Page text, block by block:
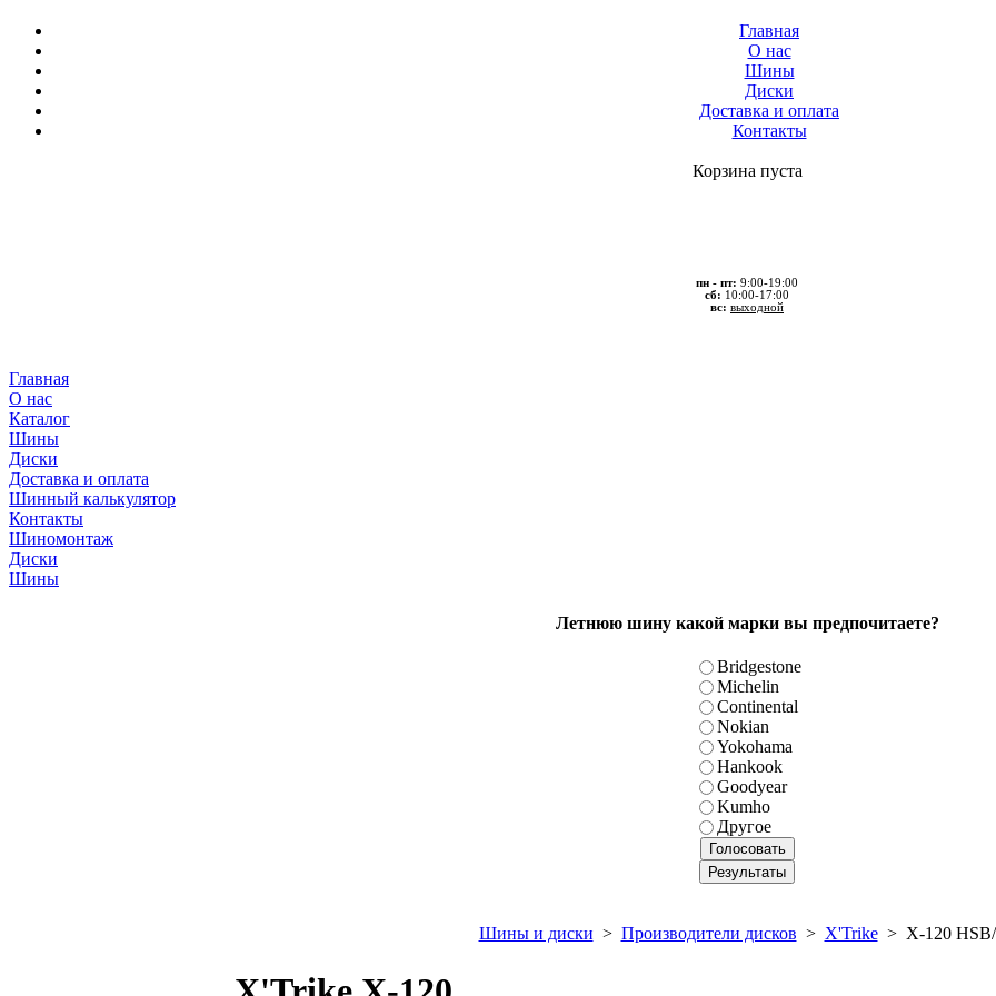
Главная
О нас
Шины
Диски
Доставка и оплата
Контакты
Корзина пуста
пн - пт: 9:00-19:00
сб: 10:00-17:00
вс: выходной
Главная
О нас
Каталог
Шины
Диски
Доставка и оплата
Шинный калькулятор
Контакты
Шиномонтаж
Диски
Шины
Летнюю шину какой марки вы предпочитаете?
Bridgestone
Michelin
Continental
Nokian
Yokohama
Hankook
Goodyear
Kumho
Другое
Шины и диски > Производители дисков > X'Trike> X-120 HSB/